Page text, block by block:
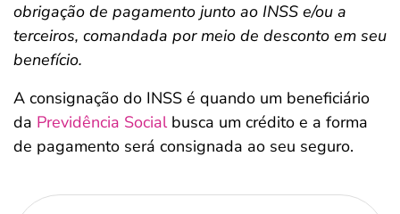
obrigação de pagamento junto ao INSS e/ou a
terceiros, comandada por meio de desconto em seu
benefício.
A consignação do INSS é quando um beneficiário
da Previdência Socialbusca um crédito e a forma
de pagamento será consignada ao seu seguro.